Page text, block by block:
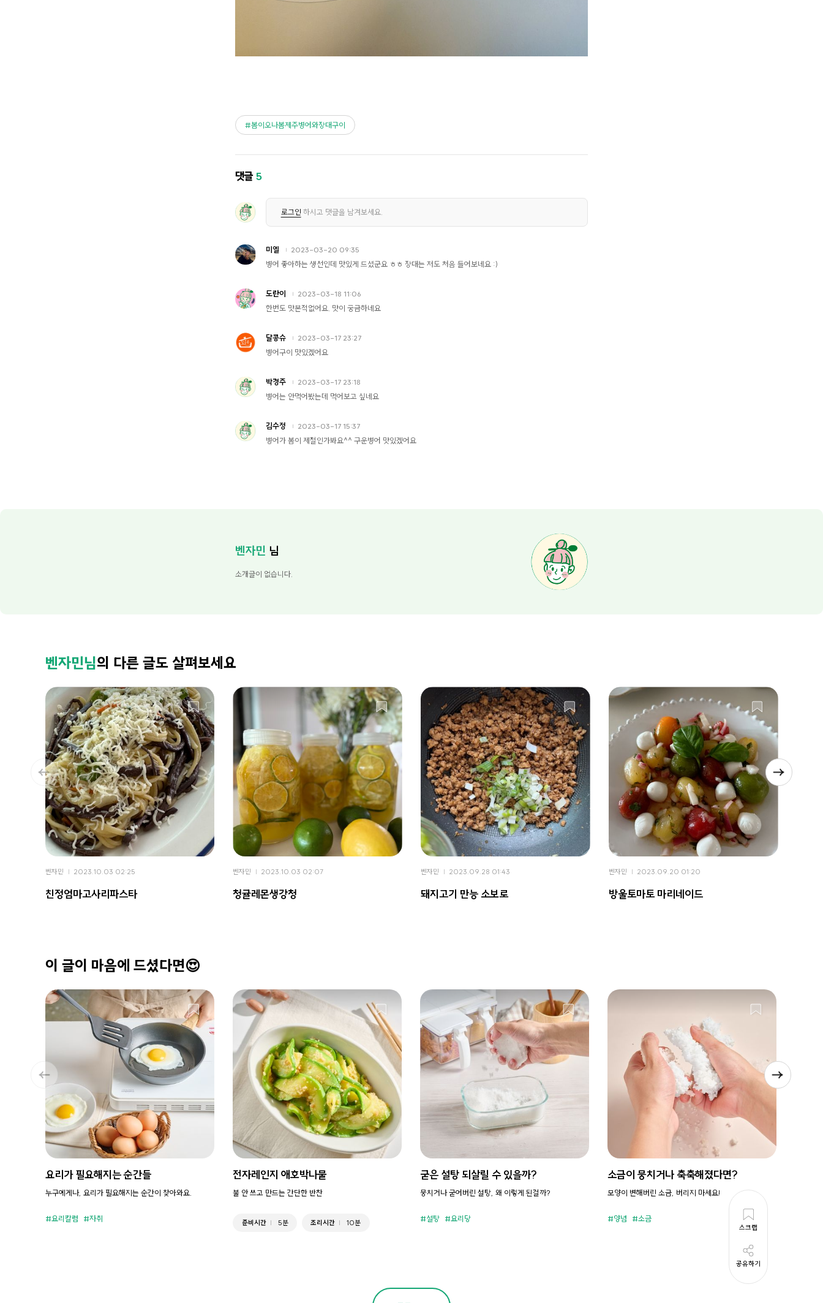
스크랩
공유하기
봄이오나봄제주병어와장대구이
댓글5
로그인 하시고 댓글을 남겨보세요.
미엘 2023-03-20 09:35
병어 좋아하는 생선인데 맛있게 드셨군요 ㅎㅎ 장대는 저도 처음 들어보네요 :)
도란이 2023-03-18 11:06
한번도 맛본적없어요. 맛이 궁금하네요
달콩슈 2023-03-17 23:27
병어구이 맛있겠어요
박경주 2023-03-17 23:18
병어는 안먹어봤는데 먹어보고 싶네요
김수정 2023-03-17 15:37
병어가 봄이 제철인가봐요^^ 구운병어 맛있겠어요
벤자민 님
소개글이 없습니다.
벤자민님의 다른 글도 살펴보세요
벤자민 2023.10.03 02:25
친정엄마고사리파스타
벤자민 2023.10.03 02:07
청귤레몬생강청
벤자민 2023.09.28 01:43
돼지고기 만능 소보로
벤자민 2023.09.20 01:20
방울토마토 마리네이드
이 글이 마음에 드셨다면😍
요리가 필요해지는 순간들
누구에게나, 요리가 필요해지는 순간이 찾아와요.
요리칼럼 자취
전자레인지 애호박나물
불 안 쓰고 만드는 간단한 반찬
준비시간 5분 조리시간 10분
굳은 설탕 되살릴 수 있을까?
뭉치거나 굳어버린 설탕, 왜 이렇게 된걸까?
설탕 요리당
소금이 뭉치거나 축축해졌다면?
모양이 변해버린 소금, 버리지 마세요!
양념 소금